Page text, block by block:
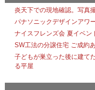
炎天下での現地確認。写真
パナソニックデザインア
ナイスフレンズ会 夏イベン
SW工法の分譲住宅 ご成約
子どもが巣立った後に建て
る平屋